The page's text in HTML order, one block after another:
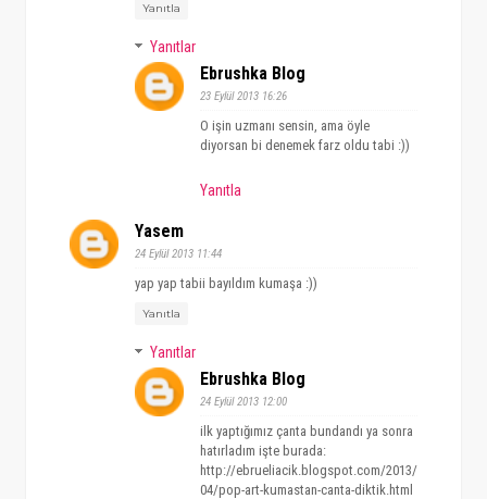
Yanıtla
Yanıtlar
Ebrushka Blog
23 Eylül 2013 16:26
O işin uzmanı sensin, ama öyle
diyorsan bi denemek farz oldu tabi :))
Yanıtla
Yasem
24 Eylül 2013 11:44
yap yap tabii bayıldım kumaşa :))
Yanıtla
Yanıtlar
Ebrushka Blog
24 Eylül 2013 12:00
ilk yaptığımız çanta bundandı ya sonra
hatırladım işte burada:
http://ebrueliacik.blogspot.com/2013/
04/pop-art-kumastan-canta-diktik.html